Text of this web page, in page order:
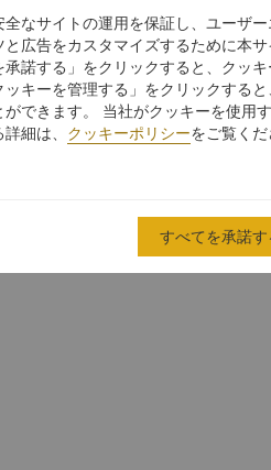
なサイトの運用を保証し、ユーザー
広告をカスタマイズするために本サ
諾する」をクリックすると、クッ
キーを管理する」をクリックする
できます。 当社がクッキーを使用
細は、 クッキーポリシーをご覧くだ
すべてを承諾す